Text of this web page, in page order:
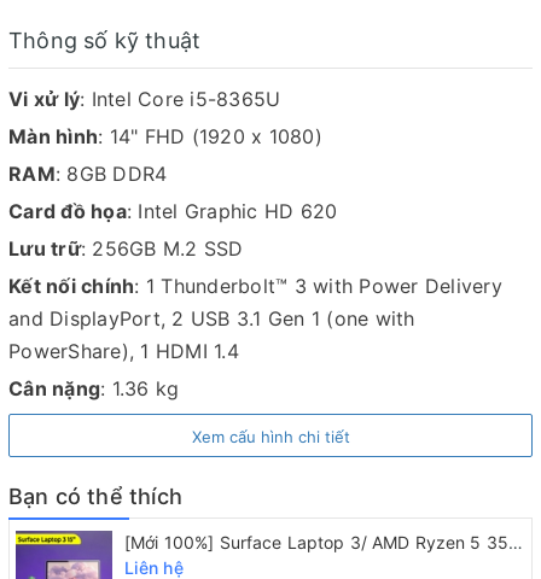
Ở thế hệ Latitude 7400 này thì có vẻ như Dell
đang muốn làm mới thiết kế của dòng Latitude
trứ danh - một dòng máy được nhiều anh em làm
văn phòng cũng như những người dùng doanh
nhân và doanh nghiệp yêu thích bởi độ bền, độ
Thông số kỹ thuật
Vi xử lý: Intel Core i5-8365U
Màn hình: 14" FHD (1920 x 1080)
RAM: 8GB DDR4
Card đồ họa: Intel Graphic HD 620
Lưu trữ: 256GB M.2 SSD
Kết nối chính: 1 Thunderbolt™ 3 with Power Delivery
and DisplayPort, 2 USB 3.1 Gen 1 (one with
PowerShare), 1 HDMI 1.4
Cân nặng: 1.36 kg
Xem cấu hình chi tiết
Bạn có thể thích
[Mới 100%] Surface Laptop 3/ AMD Ryzen 5 3580U/ 8GB/ 128GB/ 15" 2K
Liên hệ